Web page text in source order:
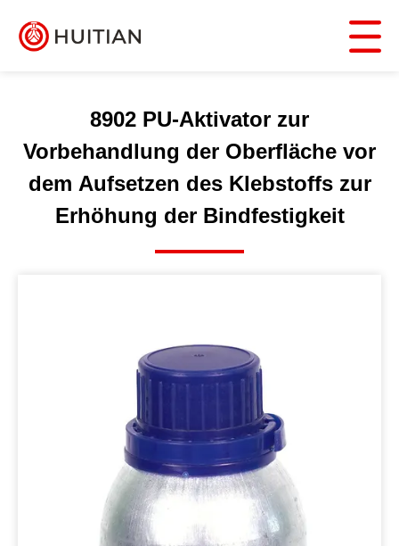
8902 PU-Aktivator zur
Vorbehandlung der Oberfläche vor
dem Aufsetzen des Klebstoffs zur
Erhöhung der Bindfestigkeit